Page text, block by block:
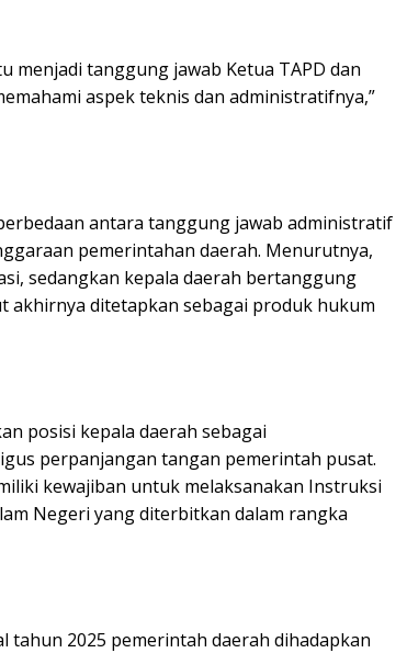
menjadi tanggung jawab Ketua TAPD dan
aspek teknis dan administratifnya,”
antara tanggung jawab administratif
pemerintahan daerah. Menurutnya,
sedangkan kepala daerah bertanggung
akhirnya ditetapkan sebagai produk hukum
posisi kepala daerah sebagai
perpanjangan tangan pemerintah pusat.
kewajiban untuk melaksanakan Instruksi
Negeri yang diterbitkan dalam rangka
tahun 2025 pemerintah daerah dihadapkan